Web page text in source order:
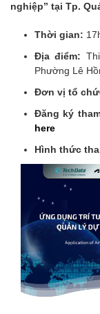
nghiệp” tại Tp.
Thời gian:
Địa điểm:
Phường Lê
Đơn vị tổ
Đăng ký
here
Hình thức